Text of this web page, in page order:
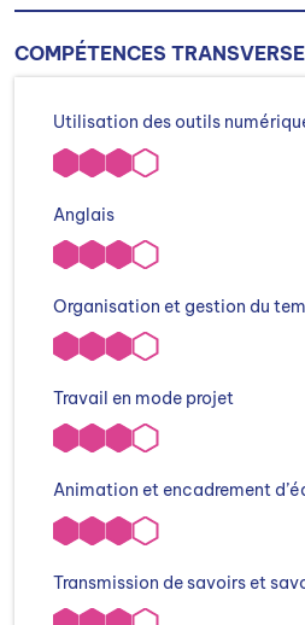
COMPÉTENCES
Utilisation des outils
Anglais
Organisation et gestion du
Travail en mode projet
Animation et encadrement
Transmission de savoirs et